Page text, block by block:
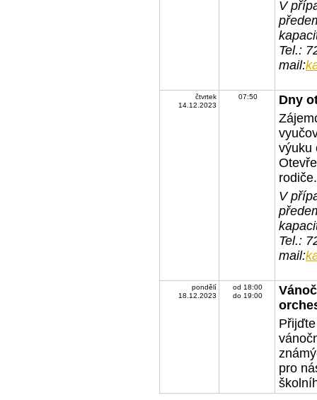
V
Tel.:
mail:
čtvrtek
14.12.2023
07:50
Dny
výuku
rodiče.
V
Tel.:
mail:
pondělí
18.12.2023
od 18:00
do 19:00
pro